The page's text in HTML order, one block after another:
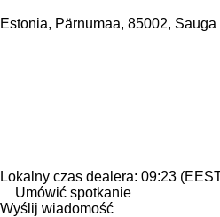
Estonia, Pärnumaa, 85002,
Lokalny czas dealera: 09:23
Umówić spotkanie
Wyślij wiadomość